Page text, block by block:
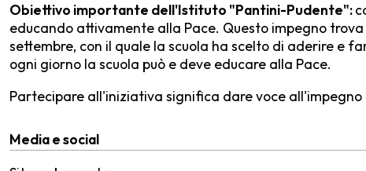
Obiettivo importante dell'Istituto "Pantini-Pudente":
educando attivamente alla Pace. Questo impegno
settembre, con il quale la scuola ha scelto di aderire e
ogni giorno la scuola può e deve educare alla Pace.
Partecipare all'iniziativa significa dare voce
Media e social